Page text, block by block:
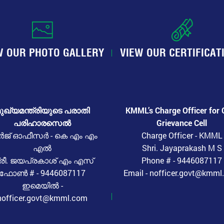
OUR PHOTO GALLERY VIEW OUR
പരാതി
പരിഹാരസെൽ
ഓഫീസർ - കെ എം എം
എൽ
ജയപ്രകാശ് എം എസ്
ഫോൺ # - 9446087117
ഇമെയിൽ -
KMML’s Charge Officer for
Grievance Cell
Charge Officer - KMML
Shri. Jayaprakash M S
Phone # - 9446087117
Email -